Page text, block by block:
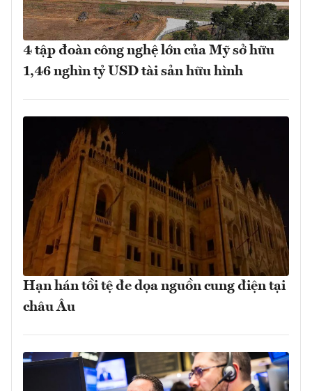
4 tập đoàn công nghệ lớn của Mỹ sở hữu
1,46 nghìn tỷ USD tài sản hữu hình
Hạn hán tồi tệ đe dọa nguồn cung điện tại
châu Âu